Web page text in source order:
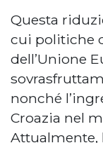
Questa
cui politiche
dell’Unione
nonché
Croazia nel
Attualmente,